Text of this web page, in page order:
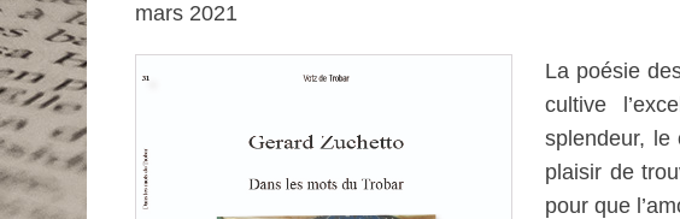
mars 2021
La poésie
cultive
splendeur,
plaisir de
pour que